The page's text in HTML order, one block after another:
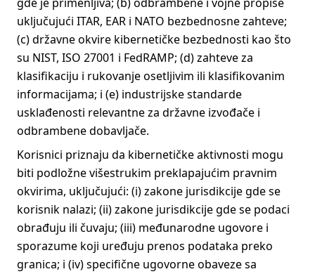
uključujući ITAR, EAR i NATO bezbednosne zahteve;
(c) državne okvire kibernetičke bezbednosti kao što
su NIST, ISO 27001 i FedRAMP; (d) zahteve za
klasifikaciju i rukovanje osetljivim ili klasifikovanim
informacijama; i (e) industrijske standarde
usklađenosti relevantne za državne izvođače i
odbrambene dobavljače.
Korisnici priznaju da kibernetičke aktivnosti mogu
biti podložne višestrukim preklapajućim pravnim
okvirima, uključujući: (i) zakone jurisdikcije gde se
korisnik nalazi; (ii) zakone jurisdikcije gde se podaci
obrađuju ili čuvaju; (iii) međunarodne ugovore i
sporazume koji uređuju prenos podataka preko
granica; i (iv) specifične ugovorne obaveze sa